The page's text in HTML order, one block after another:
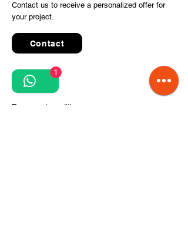
Contact us to receive a personalized offer for
your project.
Contact
Quick Links
Terms and conditions
1